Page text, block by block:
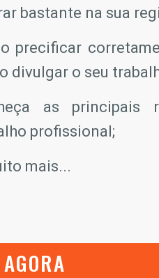
bastante na sua
precificar
divulgar o seu
as principais
profissional;
mais...